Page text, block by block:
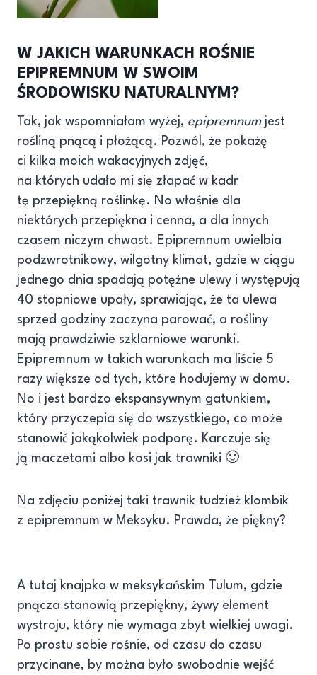
W JAKICH WARUNKACH ROŚNIE
EPIPREMNUM W SWOIM
ŚRODOWISKU NATURALNYM?
Tak, jak wspomniałam wyżej, epipremnumjest
rośliną pnącą i płożącą. Pozwól, że pokażę
ci kilka moich wakacyjnych zdjęć,
na których udało mi się złapać w kadr
tę przepiękną roślinkę. No właśnie dla
niektórych przepiękna i cenna, a dla innych
czasem niczym chwast. Epipremnum uwielbia
podzwrotnikowy, wilgotny klimat, gdzie w ciągu
jednego dnia spadają potężne ulewy i występują
40 stopniowe upały, sprawiając, że ta ulewa
sprzed godziny zaczyna parować, a rośliny
mają prawdziwie szklarniowe warunki.
Epipremnum w takich warunkach ma liście 5
razy większe od tych, które hodujemy w domu.
No i jest bardzo ekspansywnym gatunkiem,
który przyczepia się do wszystkiego, co może
stanowić jakąkolwiek podporę. Karczuje się
ją maczetami albo kosi jak trawniki 🙂
Na zdjęciu poniżej taki trawnik tudzież klombik
z epipremnum w Meksyku. Prawda, że piękny?
A tutaj knajpka w meksykańskim Tulum, gdzie
pnącza stanowią przepiękny, żywy element
wystroju, który nie wymaga zbyt wielkiej uwagi.
Po prostu sobie rośnie, od czasu do czasu
przycinane, by można było swobodnie wejść